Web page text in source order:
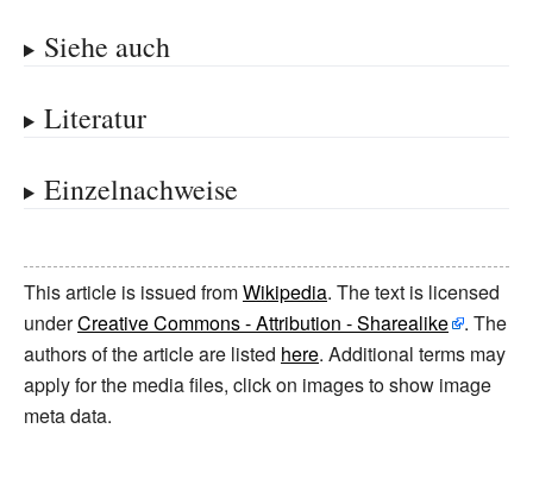
Siehe auch
Literatur
Einzelnachweise
This article is issued fromWikipedia. The text is licensed
underCreative Commons - Attribution - Sharealike
. The
authors of the article are listed here. Additional terms may
apply for the media files, click on images to show image
meta data.